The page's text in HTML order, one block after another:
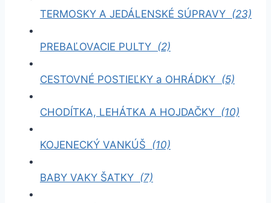
TERMOSKY A JEDÁLENSKÉ SÚPRAVY (23)
PREBAĽOVACIE PULTY (2)
CESTOVNÉ POSTIEĽKY a OHRÁDKY (5)
CHODÍTKA, LEHÁTKA A HOJDAČKY (10)
KOJENECKÝ VANKÚŠ (10)
BABY VAKY ŠATKY (7)